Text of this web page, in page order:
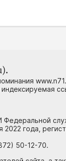
2022 года,
50-12-70.